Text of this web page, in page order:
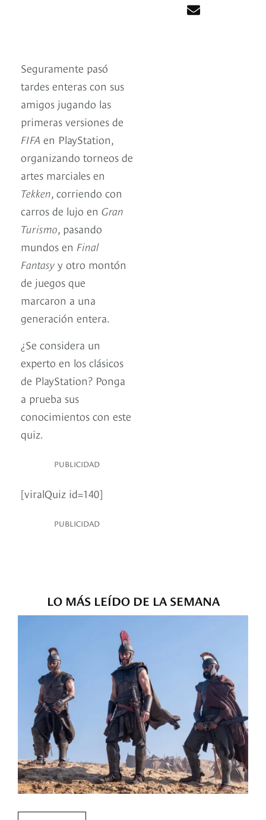
Seguramente pasó
tardes enteras con sus
amigos jugando las
primeras versiones de
FIFA en PlayStation,
organizando torneos de
artes marciales en
Tekken, corriendo con
carros de lujo en Gran
Turismo, pasando
mundos en Final
Fantasy y otro montón
de juegos que
marcaron a una
generación entera.
¿Se considera un
experto en los clásicos
de PlayStation? Ponga
a prueba sus
conocimientos con este
quiz.
PUBLICIDAD
[viralQuiz id=140]
PUBLICIDAD
LO MÁS LEÍDO DE LA SEMANA